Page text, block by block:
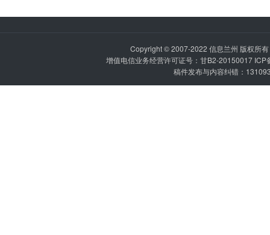
Copyright © 2007-2022 信息兰州 版权所
增值电信业务经营许可证号：甘B2-20150017 ICP
稿件发布与内容纠错：